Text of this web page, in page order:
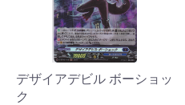
デザイアデビル ボーショッ
ク